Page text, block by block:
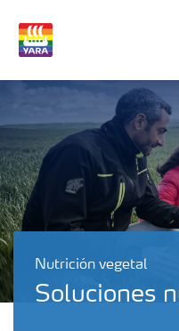
Nutrición vegetal
Soluciones